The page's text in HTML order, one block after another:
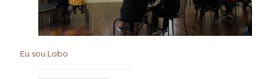
Eu sou Lobo